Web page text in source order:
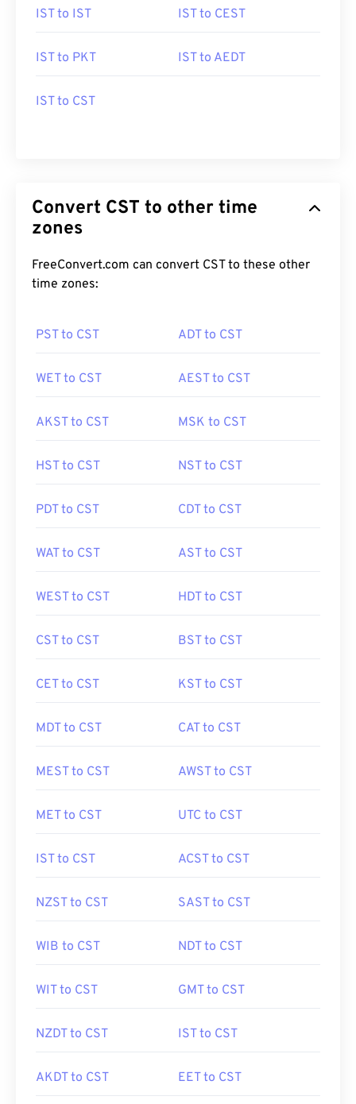
IST to IST IST to CEST
IST to PKT IST to AEDT
IST to CST
Convert CST to other time
zones
FreeConvert.com can convert CST to these other
time zones:
PST to CST ADT to CST
WET to CST AEST to CST
AKST to CST MSK to CST
HST to CST NST to CST
PDT to CST CDT to CST
WAT to CST AST to CST
WEST to CST HDT to CST
CST to CST BST to CST
CET to CST KST to CST
MDT to CST CAT to CST
MEST to CST AWST to CST
MET to CST UTC to CST
IST to CST ACST to CST
NZST to CST SAST to CST
WIB to CST NDT to CST
WIT to CST GMT to CST
NZDT to CST IST to CST
AKDT to CST EET to CST